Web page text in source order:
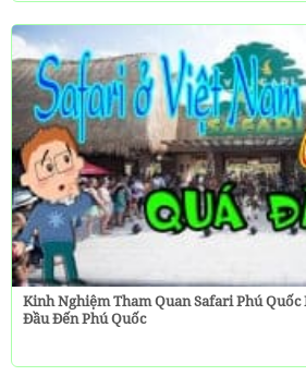
Kinh Nghiệm Tham Quan Safari Phú
Đầu Đến Phú Quốc